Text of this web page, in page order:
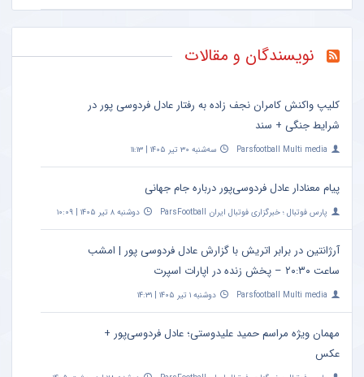
نویسندگان و مقالات
کلیپ واکنش کامران نجف زاده به رفتار عادل فردوسی پور در
شرایط جنگی + سند
Parsfootball Multi media سه‌شنبه ۳۰ تیر ۱۴۰۵ | ۱۱:۱۳
پیام معنادار عادل فردوسی‌پور درباره جام جهانی
پارس فوتبال ؛ خبرگزاری فوتبال ایران ParsFootball دوشنبه ۸ تیر ۱۴۰۵ | ۱۰:۰۹
آرژانتین در برابر اتریش با گزارش عادل فردوسی پور | امشب
ساعت ۲۰:۳۰ – پخش زنده در اپارات اسپرت
Parsfootball Multi media دوشنبه ۱ تیر ۱۴۰۵ | ۱۴:۳۱
مهمان ویژه مراسم حمید علیدوستی؛ عادل فردوسی‌پور +
عکس